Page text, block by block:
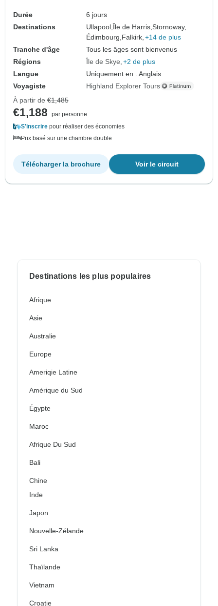
Durée
6 jours
Destinations
Ullapool,Île de Harris,Stornoway,
Édimbourg, Falkirk, +14 de plus
Tranche d'âge
Tous les âges sont bienvenus
Régions
Île de Skye +2 de plus
Langue
Uniquement en : Anglais
Voyagiste
Highland Explorer Tours
À partir de €1,485
€1,188
par personne
S'inscrire pour réaliser des économies
Prix basé sur une chambre double
Voir le circuit
Télécharger la brochure
Destinations les plus populaires
Afrique
Asie
Australie
Europe
Ameriqie Latine
Amérique du Sud
Égypte
Maroc
Afrique Du Sud
Bali
Chine
Inde
Japon
Nouvelle-Zélande
Sri Lanka
Thaïlande
Vietnam
Croatie